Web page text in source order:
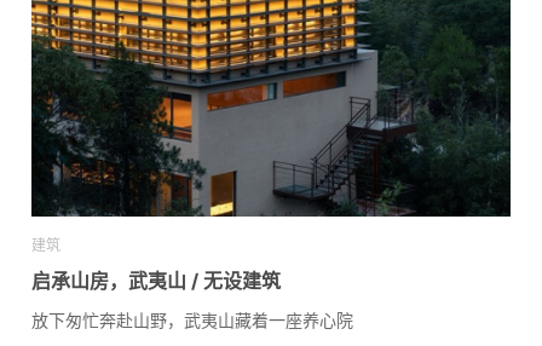
建筑
启承山房，武夷山 / 无设建筑
放下匆忙奔赴山野，武夷山藏着一座养心院